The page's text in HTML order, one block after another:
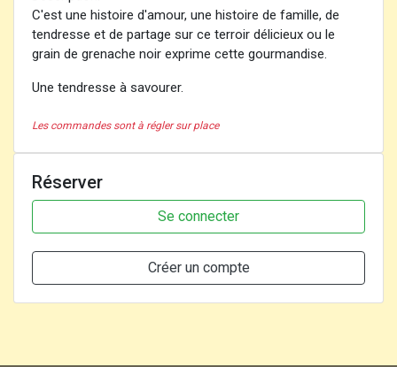
C'est une histoire d'amour, une histoire de famille, de
tendresse et de partage sur ce terroir délicieux ou le
grain de grenache noir exprime cette gourmandise.
Une tendresse à savourer.
Les commandes sont à régler sur place
Réserver
Se connecter
Créer un compte